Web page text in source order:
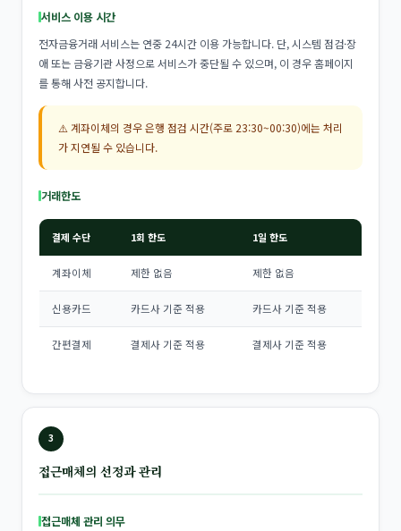
서비스 이용 시간
전자금융거래 서비스는 연중 24시간 이용 가능합니다. 단, 시스템 점검·장
애 또는 금융기관 사정으로 서비스가 중단될 수 있으며, 이 경우 홈페이지
를 통해 사전 공지합니다.
⚠️ 계좌이체의 경우 은행 점검 시간(주로 23:30~00:30)에는 처리
가 지연될 수 있습니다.
거래한도
결제 수단 1회 한도 1일 한도
계좌이체 제한 없음 제한 없음
신용카드 카드사 기준 적용 카드사 기준 적용
간편결제 결제사 기준 적용 결제사 기준 적용
3
접근매체의 선정과 관리
접근매체 관리 의무